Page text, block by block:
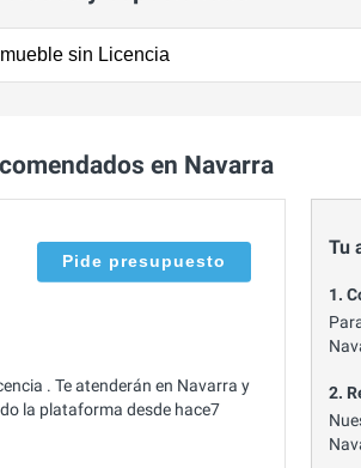
en Navarra
Pide presupuesto
. Te atenderán en Navarra y
la plataforma desde hace7
Tu
1.
2.